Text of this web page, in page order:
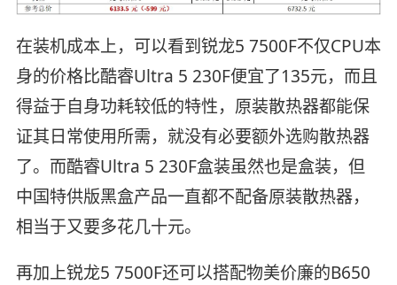
在装机成本上，可以看到锐龙5 7500F不仅CPU本
身的价格比酷睿Ultra 5 230F便宜了135元，而且
得益于自身功耗较低的特性，原装散热器都能保
证其日常使用所需，就没有必要额外选购散热器
了。而酷睿Ultra 5 230F盒装虽然也是盒装，但
中国特供版黑盒产品一直都不配备原装散热器，
相当于又要多花几十元。
再加上锐龙5 7500F还可以搭配物美价廉的B650